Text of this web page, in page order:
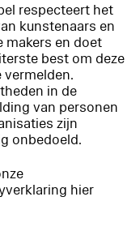
respecteert het
kunstenaars en
makers en doet
best om deze
vermelden.
in de
van personen
zijn
onbedoeld.
hier